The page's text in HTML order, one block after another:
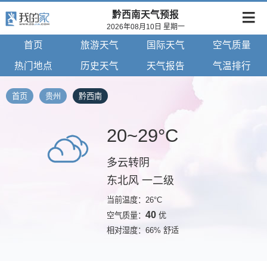
黔西南天气预报
2026年08月10日 星期一
首页 旅游天气 国际天气 空气质量
热门地点 历史天气 天气报告 气温排行
首页 贵州 黔西南
20~29°C
多云转阴
东北风 一二级
当前温度：26°C
空气质量：40 优
相对湿度：66% 舒适